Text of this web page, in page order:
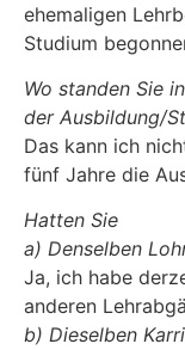
ehemaligen
Studium
Wo standen Sie
der Ausbildung/
Das kann ich
fünf Jahre die
Hatten Sie
a) Denselben
Ja, ich habe
anderen
b) Dieselben